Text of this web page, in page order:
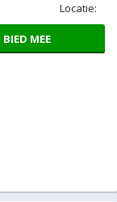
Locatie:
BIED MEE